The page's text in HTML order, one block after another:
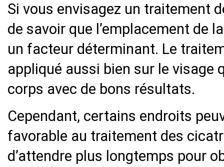
Si vous envisagez un traitement
de savoir que l’emplacement de
un facteur déterminant. Le
appliqué aussi bien sur le visage
corps avec de bons résultats.
Cependant, certains endroits
favorable au traitement des
d’attendre plus longtemps pour